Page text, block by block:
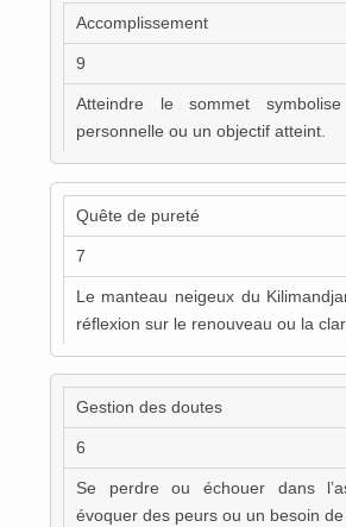
Accomplissement
9
Atteindre le sommet
personnelle ou un objectif atteint.
Quête de pureté
7
Le manteau neigeux du
réflexion sur le renouveau ou la
Gestion des doutes
6
Se perdre ou échouer dans
évoquer des peurs ou un besoin de